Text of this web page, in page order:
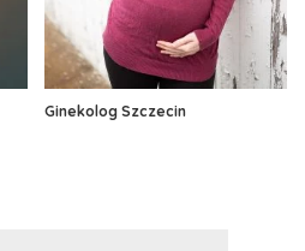
Ginekolog Szczecin